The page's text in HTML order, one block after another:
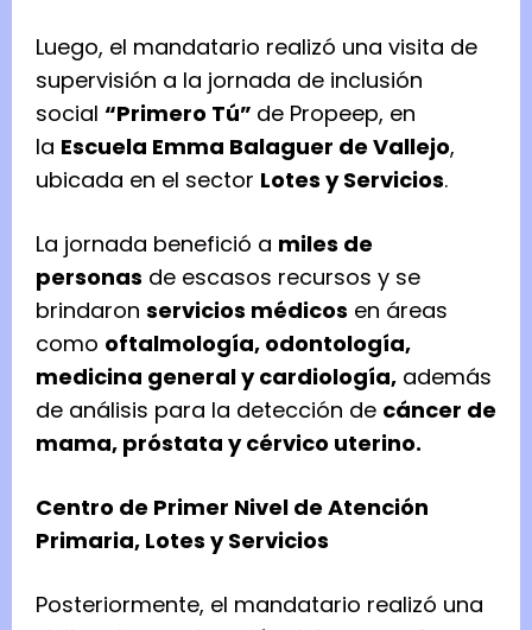
Luego, el mandatario realizó una visita de
supervisión a la jornada de inclusión
social “Primero Tú” de Propeep, en
la Escuela Emma Balaguer de Vallejo,
ubicada en el sector Lotes y Servicios.
La jornada benefició a miles de
personas de escasos recursos y se
brindaron servicios médicos en áreas
como oftalmología, odontología,
medicina general y cardiología, además
de análisis para la detección de cáncer de
mama, próstata y cérvico uterino.
Centro de Primer Nivel de Atención
Primaria, Lotes y Servicios
Posteriormente, el mandatario realizó una